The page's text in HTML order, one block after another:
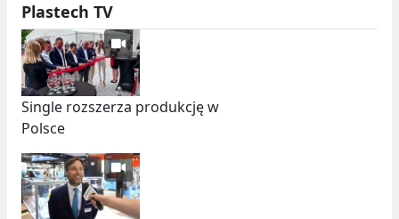
Plastech TV
Single rozszerza produkcję w
Polsce